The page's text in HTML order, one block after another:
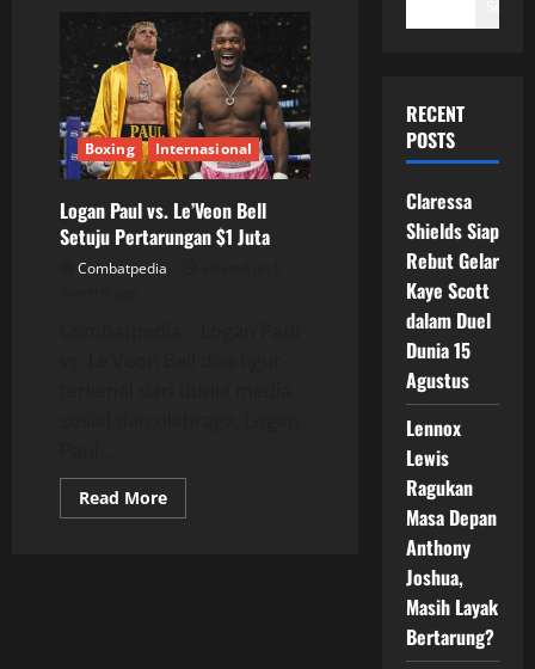
Boxing Internasional
Logan Paul vs. Le’Veon Bell
Setuju Pertarungan $1 Juta
Combatpedia
Read MoreRead
more
RECENT
POSTS
Claressa
Shields Siap
Rebut Gelar
Kaye Scott
dalam Duel
Dunia 15
Agustus
Lennox
Lewis
Ragukan
Masa Depan
Anthony
Joshua,
Masih Layak
Bertarung?